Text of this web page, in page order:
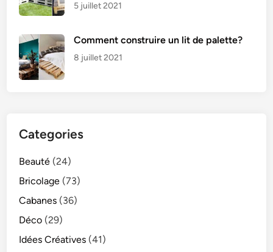
5 juillet 2021
Comment construire un lit de palette?
8 juillet 2021
Categories
Beauté (24)
Bricolage (73)
Cabanes (36)
Déco (29)
Idées Créatives (41)